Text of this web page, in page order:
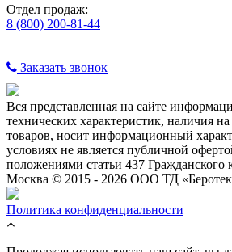
Отдел продаж:
8 (800) 200-81-44
Заказать звонок
Вся представленная на сайте
технических характеристик, наличия
товаров, носит информационный
условиях не является публичной
положениями статьи 437 Гражданского
Москва © 2015 - 2026 ООО ТД
Политика конфиденциальности